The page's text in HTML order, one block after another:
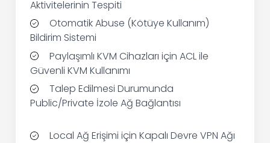
Aktivitelerinin Tespiti
Otomatik Abuse (Kötüye Kullanım)
Bildirim Sistemi
Paylaşımlı KVM Cihazları için ACL ile
Güvenli KVM Kullanımı
Talep Edilmesi Durumunda
Public/Private İzole Ağ Bağlantısı
Local Ağ Erişimi için Kapalı Devre VPN Ağı